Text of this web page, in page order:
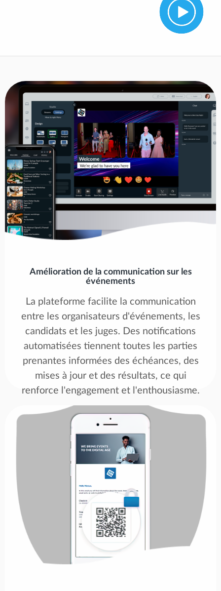
Amélioration de la communication sur les
événements
La plateforme facilite la communication
entre les organisateurs d'événements, les
candidats et les juges. Des notifications
automatisées tiennent toutes les parties
prenantes informées des échéances, des
mises à jour et des résultats, ce qui
renforce l'engagement et l'enthousiasme.